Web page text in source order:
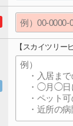
【スカイツリー